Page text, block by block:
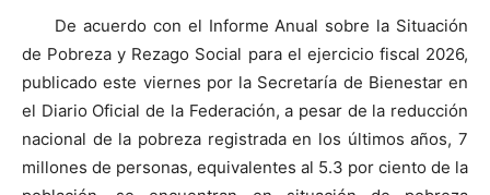
De acuerdo con el Informe Anual sobre la Situación
de Pobreza y Rezago Social para el ejercicio fiscal 2026,
publicado este viernes por la Secretaría de Bienestar en
el Diario Oficial de la Federación, a pesar de la reducción
nacional de la pobreza registrada en los últimos años, 7
millones de personas, equivalentes al 5.3 por ciento de la